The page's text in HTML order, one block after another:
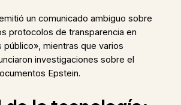
un comunicado ambiguo sobre
protocolos de transparencia en
mientras que varios
investigaciones sobre el
Epstein.